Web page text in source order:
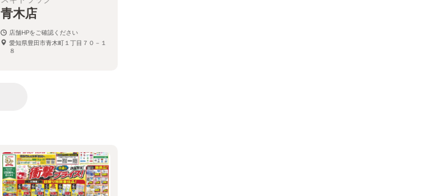
青木店
店舗HPをご確認ください
愛知県豊田市青木町１丁目７０－１
８